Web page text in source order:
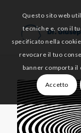
Questo sito web
tecniche e, con il
specificato nella
revocare il tuo
banner comporta il
Accetto